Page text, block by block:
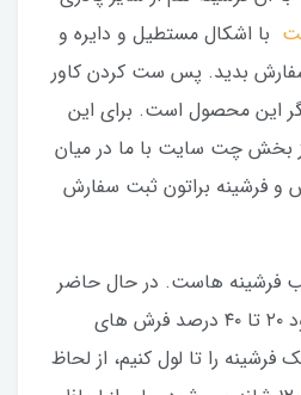
با اشکال مستطیل و دایره و
بدید. پس ست کردن کاور
این محصول است. برای این
بخش چت سایت با ما در میان
و فرشینه براتون ثبت سفارش
فرشینه هاست. در حال حاضر
قیمت فرشینه چیزی حدود ۲۰ تا ۴۰ درصد فرش های
را تا لول کنیم، از لحاظ